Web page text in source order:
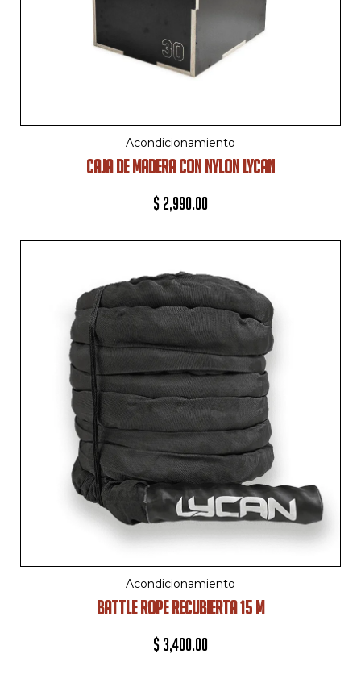
Acondicionamiento
CAJA DE MADERA CON NYLON LYCAN
$ 2,990.00
Acondicionamiento
BATTLE ROPE RECUBIERTA 15 M
$ 3,400.00